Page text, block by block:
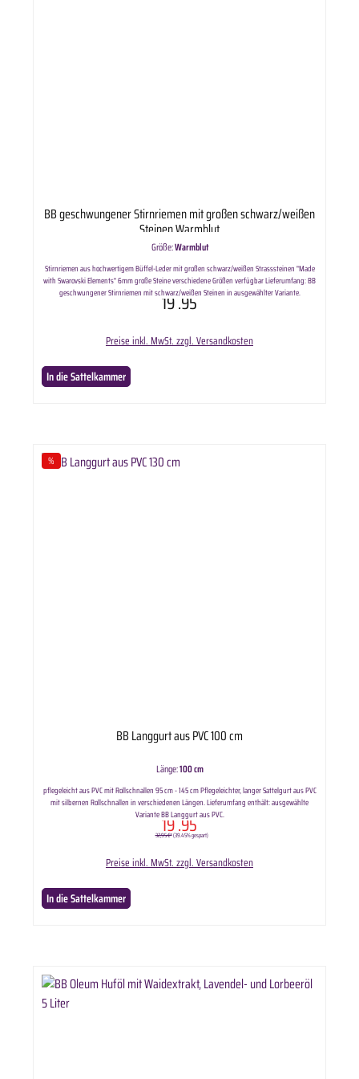
BB geschwungener Stirnriemen mit großen schwarz/weißen
Steinen Warmblut
Größe:Warmblut
Stirnriemen aus hochwertigem Büffel-Leder mit großen schwarz/weißen Strasssteinen "Made
with Swarovski Elements" 6mm große Steine verschiedene Größen verfügbar Lieferumfang: BB
geschwungener Stirnriemen mit schwarz/weißen Steinen in ausgewählter Variante.
19.95
Preise inkl. MwSt. zzgl. Versandkosten
In die Sattelkammer
Rabatt
%
BB Langgurt aus PVC 100 cm
Länge:100 cm
pflegeleicht aus PVC mit Rollschnallen 95 cm - 145 cm Pflegeleichter, langer Sattelgurt aus PVC
mit silbernen Rollschnallen in verschiedenen Längen. Lieferumfang enthält: ausgewählte
Variante BB Langgurt aus PVC.
19.95
32,95 €*(39.45% gespart)
Preise inkl. MwSt. zzgl. Versandkosten
In die Sattelkammer